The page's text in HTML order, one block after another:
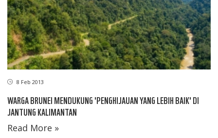
8 Feb 2013
WARGA BRUNEI MENDUKUNG 'PENGHIJAUAN YANG LEBIH BAIK' DI
JANTUNG KALIMANTAN
Read More »